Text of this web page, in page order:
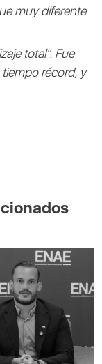
muy diferente
total". Fue
récord, y